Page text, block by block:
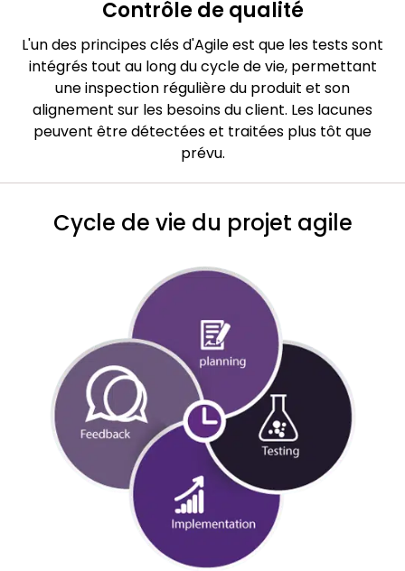
Contrôle de qualité
L'un des principes clés d'Agile est que les tests sont
intégrés tout au long du cycle de vie, permettant
une inspection régulière du produit et son
alignement sur les besoins du client. Les lacunes
peuvent être détectées et traitées plus tôt que
prévu.
Cycle de vie du projet agile